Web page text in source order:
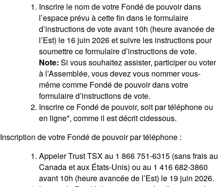
Inscrire le nom de votre Fondé de pouvoir dans
l’espace prévu à cette fin dans le formulaire
d’instructions de vote avant 10h (heure avancée de
l’Est) le 16 juin 2026 et suivre les instructions pour
soumettre ce formulaire d’instructions de vote.
Note: Si vous souhaitez assister, participer ou voter
à l’Assemblée, vous devez vous nommer vous-
même comme Fondé de pouvoir dans votre
formulaire d’instructions de vote.
Inscrire ce Fondé de pouvoir, soit par téléphone ou
en ligne*, comme il est décrit cidessous.
Inscription de votre Fondé de pouvoir par téléphone :
Appeler Trust TSX au 1 866 751-6315 (sans frais au
Canada et aux États-Unis) ou au 1 416 682-3860
avant 10h (heure avancée de l’Est) le 19 juin 2026.